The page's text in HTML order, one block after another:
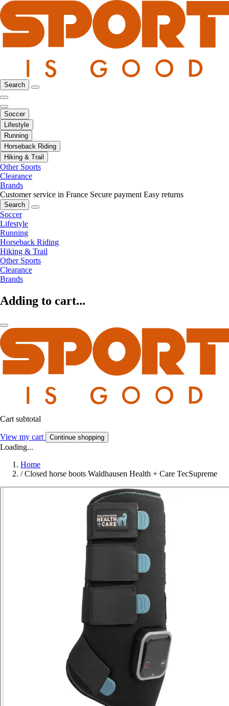
Search
Soccer
Lifestyle
Running
Horseback Riding
Hiking & Trail
Other Sports
Clearance
Brands
Customer service in France Secure payment Easy returns
Search
Soccer
Lifestyle
Running
Horseback Riding
Hiking & Trail
Other Sports
Clearance
Brands
Adding to cart...
Cart subtotal
View my cart Continue shopping
Loading...
Home
/ Closed horse boots Waldhausen Health + Care TecSupreme